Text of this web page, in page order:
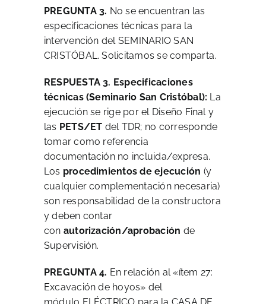
PREGUNTA 3. No se encuentran las
especificaciones técnicas para la
intervención del SEMINARIO SAN
CRISTÓBAL. Solicitamos se comparta.
RESPUESTA 3. Especificaciones
técnicas (Seminario San Cristóbal): La
ejecución se rige por el Diseño Final y
las PETS/ET del TDR; no corresponde
tomar como referencia
documentación no incluida/expresa.
Los procedimientos de ejecución (y
cualquier complementación necesaria)
son responsabilidad de la constructora
y deben contar
con autorización/aprobación de
Supervisión.
PREGUNTA 4. En relación al «ítem 27:
Excavación de hoyos» del